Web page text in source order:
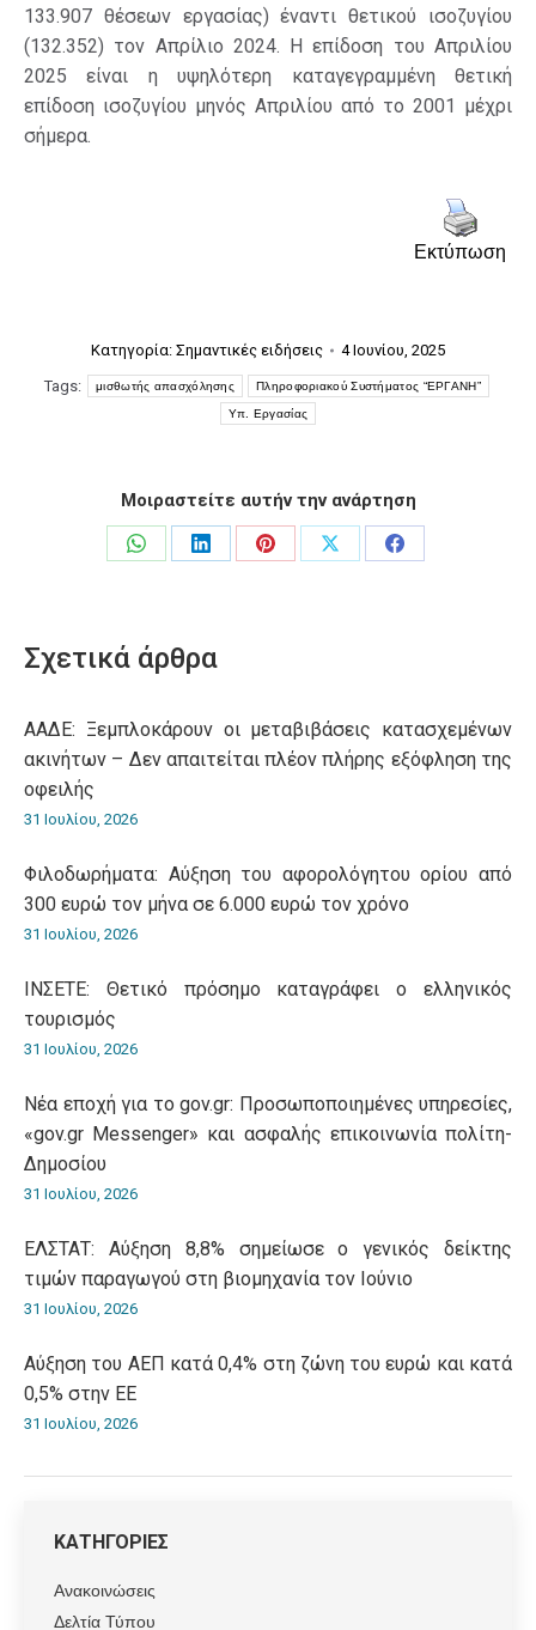
133.907 θέσεων εργασίας) έναντι θετικού ισοζυγίου
(132.352) τον Απρίλιο 2024. H επίδοση του Απριλίου
2025 είναι η υψηλότερη καταγεγραμμένη θετική
επίδοση ισοζυγίου μηνός Απριλίου από το 2001 μέχρι
σήμερα.
Εκτύπωση
Κατηγορία: Σημαντικές ειδήσεις
4 Ιουνίου, 2025
Tags:
μισθωτής απασχόλησης Πληροφοριακού Συστήματος “ΕΡΓΑΝΗ”
Υπ. Εργασίας
Μοιραστείτε αυτήν την ανάρτηση
Share
Share
Share
Share
Share
Σχετικά άρθρα
ΑΑΔΕ: Ξεμπλοκάρουν οι μεταβιβάσεις κατασχεμένων
ακινήτων – Δεν απαιτείται πλέον πλήρης εξόφληση της
οφειλής
31 Ιουλίου, 2026
Φιλοδωρήματα: Αύξηση του αφορολόγητου ορίου από
300 ευρώ τον μήνα σε 6.000 ευρώ τον χρόνο
31 Ιουλίου, 2026
ΙΝΣΕΤΕ: Θετικό πρόσημο καταγράφει ο ελληνικός
τουρισμός
31 Ιουλίου, 2026
Νέα εποχή για το gov.gr: Προσωποποιημένες υπηρεσίες,
«gov.gr Messenger» και ασφαλής επικοινωνία πολίτη-
Δημοσίου
31 Ιουλίου, 2026
ΕΛΣΤΑΤ: Αύξηση 8,8% σημείωσε ο γενικός δείκτης
τιμών παραγωγού στη βιομηχανία τον Ιούνιο
31 Ιουλίου, 2026
Αύξηση του ΑΕΠ κατά 0,4% στη ζώνη του ευρώ και κατά
0,5% στην ΕΕ
31 Ιουλίου, 2026
ΚΑΤΗΓΟΡΙΕΣ
Ανακοινώσεις
Δελτία Τύπου